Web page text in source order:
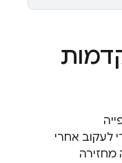
לעקוב אחרי